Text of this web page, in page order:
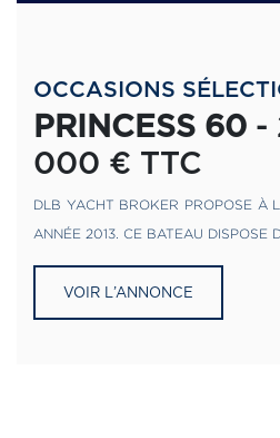
OCCASIONS
PRINCESS 60 -
000 € TTC
DLB YACHT BROKER PROPOSE À
ANNÉE 2013. CE BATEAU DISPOSE
VOIR L’ANNONCE